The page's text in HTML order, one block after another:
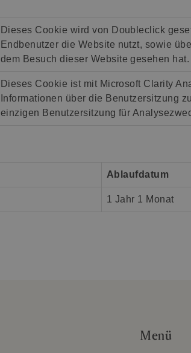
Dieses Cookie wird von Doubleclick
Endbenutzer die Website nutzt, sowie
dem Besuch dieser Website gesehen hat.
Dieses Cookie ist mit Microsoft Clarity
Informationen über die Benutzersitzung
einzigen Benutzersitzung für
Ablaufdatum
1 Jahr 1 Monat
Menü